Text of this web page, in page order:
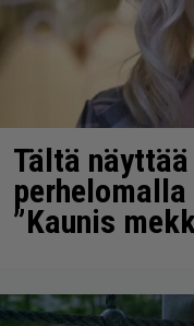
Tältä
”Kaunis